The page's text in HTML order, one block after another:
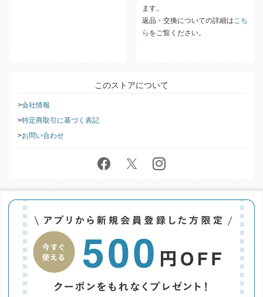
商品がお手元に届きましたら、す
ぐに内容のご確認をお願いいたし
ます。
会社情報
特定商取引に基づく表記